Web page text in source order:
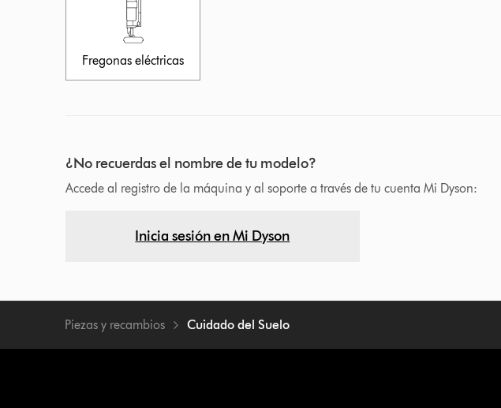
Fregonas eléctricas
¿No recuerdas el nombre de tu modelo?
Accede al registro de la máquina y al soporte a través de tu cuenta Mi Dyson:
Inicia sesión en Mi Dyson
Piezas y recambios Cuidado del Suelo